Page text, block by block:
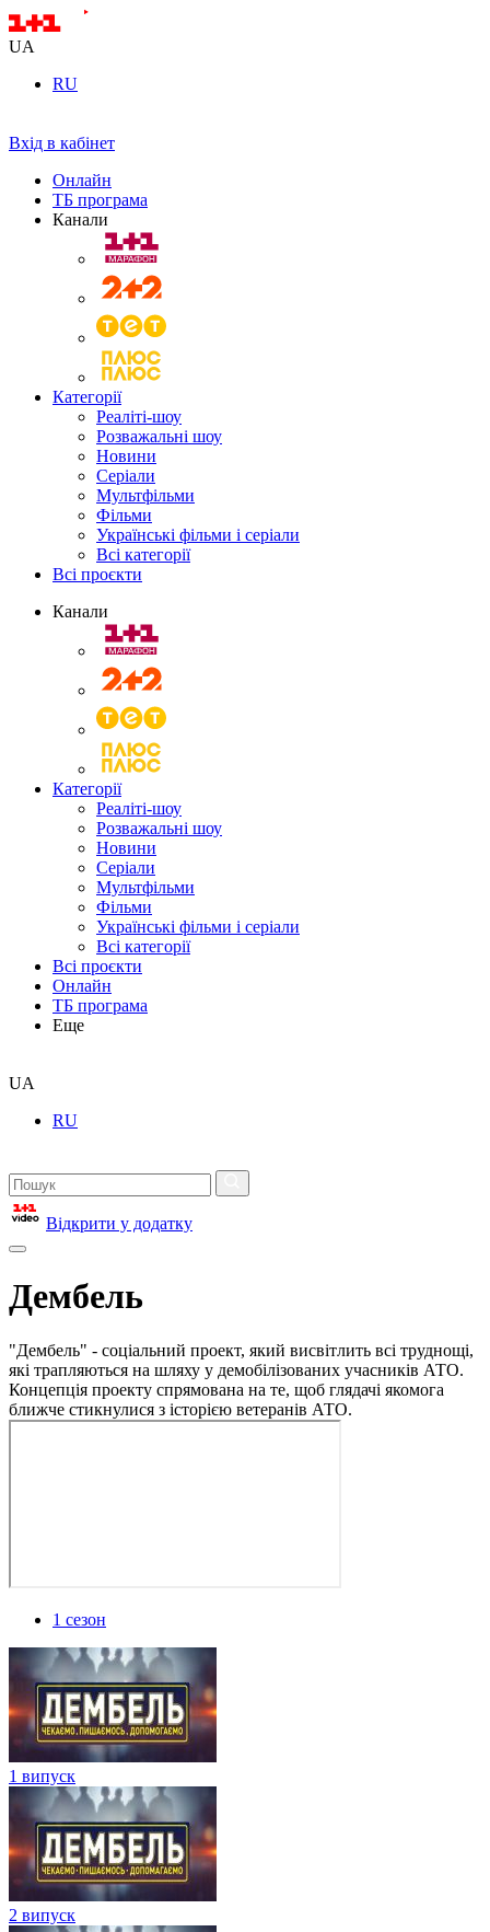
UA
RU
Вхід в кабінет
Онлайн
ТБ програма
Канали
Категорії
Реаліті-шоу
Розважальні шоу
Новини
Серіали
Мультфільми
Фільми
Українські фільми і серіали
Всі категорії
Всі проєкти
Канали
Категорії
Реаліті-шоу
Розважальні шоу
Новини
Серіали
Мультфільми
Фільми
Українські фільми і серіали
Всі категорії
Всі проєкти
Онлайн
ТБ програма
Еще
UA
RU
Відкрити у додатку
Дембель
"Дембель" - соціальний проект, який висвітлить всі труднощі,
які трапляються на шляху у демобілізованих учасників АТО.
Концепція проекту спрямована на те, щоб глядачі якомога
ближче стикнулися з історією ветеранів АТО.
1 сезон
1 випуск
2 випуск